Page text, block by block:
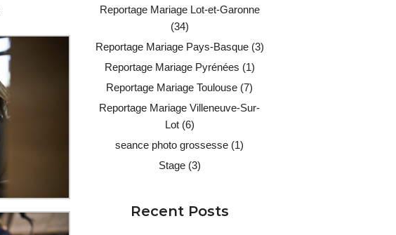
Reportage Mariage Lot-et-Garonne
(34)
Reportage Mariage Pays-Basque(3)
Reportage Mariage Pyrénées (1)
Reportage Mariage Toulouse (7)
Reportage Mariage Villeneuve-Sur-
Lot(6)
seance photo grossesse (1)
Stage(3)
Recent Posts